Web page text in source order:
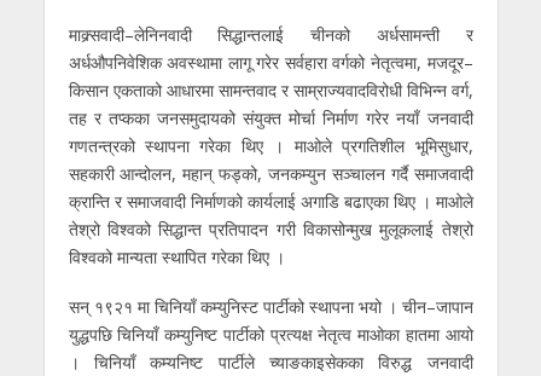
माक्र्सवादी–लेनिनवादी सिद्धान्तलाई चीनको अर्धसामन्ती र
अर्धऔपनिवेशिक अवस्थामा लागू गरेर सर्वहारा वर्गको नेतृत्वमा, मजदूर–
किसान एकताको आधारमा सामन्तवाद र साम्राज्यवादविरोधी विभिन्न वर्ग,
तह र तप्कका जनसमुदायको संयुक्त मोर्चा निर्माण गरेर नयाँ जनवादी
गणतन्त्रको स्थापना गरेका थिए । माओले प्रगतिशील भूमिसुधार,
सहकारी आन्दोलन, महान् फड्को, जनकम्युन सञ्चालन गर्दै समाजवादी
क्रान्ति र समाजवादी निर्माणको कार्यलाई अगाडि बढाएका थिए । माओले
तेश्रो विश्वको सिद्धान्त प्रतिपादन गरी विकासोन्मुख मुलूकलाई तेश्रो
विश्वको मान्यता स्थापित गरेका थिए ।
सन् १९२१ मा चिनियाँ कम्युनिस्ट पार्टीको स्थापना भयो । चीन–जापान
युद्धपछि चिनियाँ कम्युनिष्ट पार्टीको प्रत्यक्ष नेतृत्व माओका हातमा आयो
। चिनियाँ कम्यनिष्ट पार्टीले च्याङकाइसेकका विरुद्ध जनवादी